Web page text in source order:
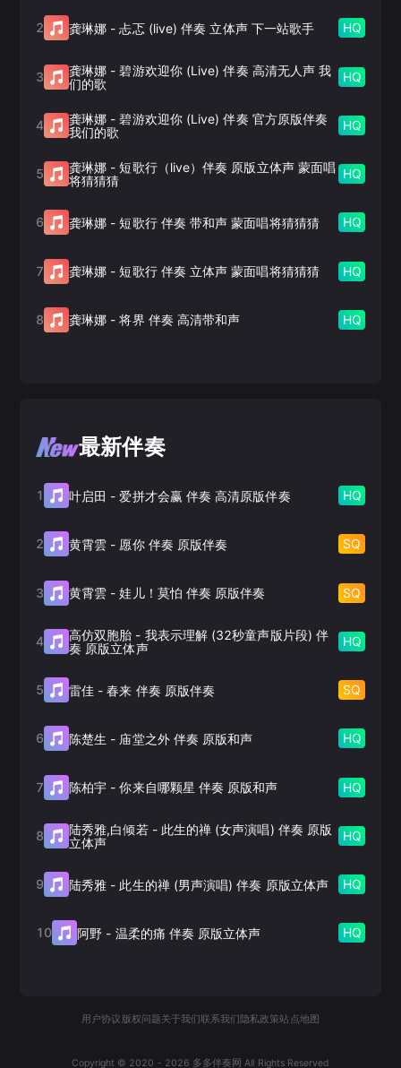
2 龚琳娜 -忐忑 (live) 伴奏 立体声 下一站歌手 HQ
3 龚琳娜 -碧游欢迎你 (Live) 伴奏 高清无人声 我
们的歌
HQ
4 龚琳娜 -碧游欢迎你 (Live) 伴奏 官方原版伴奏
我们的歌
HQ
5 龚琳娜 -短歌行（live）伴奏 原版立体声 蒙面唱
将猜猜猜
HQ
6 龚琳娜 -短歌行 伴奏 带和声 蒙面唱将猜猜猜 HQ
7 龚琳娜 -短歌行 伴奏 立体声 蒙面唱将猜猜猜 HQ
8 龚琳娜 -将界 伴奏 高清带和声 HQ
最新伴奏
1 叶启田 -爱拼才会赢 伴奏 高清原版伴奏 HQ
2 黄霄雲 - 愿你 伴奏 原版伴奏 SQ
3 黄霄雲 -娃儿！莫怕 伴奏 原版伴奏 SQ
4 高仿双胞胎 - 我表示理解 (32秒童声版片段) 伴
奏 原版立体声
HQ
5 雷佳 -春来 伴奏 原版伴奏 SQ
6 陈楚生 - 庙堂之外 伴奏 原版和声 HQ
7 陈柏宇 -你来自哪颗星 伴奏 原版和声 HQ
8 陆秀雅,白倾若- 此生的禅 (女声演唱) 伴奏 原版
立体声
HQ
9 陆秀雅 - 此生的禅 (男声演唱) 伴奏 原版立体声 HQ
10 阿野 - 温柔的痛 伴奏 原版立体声 HQ
用户协议 版权问题关于我们联系我们 隐私政策站点地图
Copyright © 2020 - 2026 多多伴奏网 All Rights Reserved